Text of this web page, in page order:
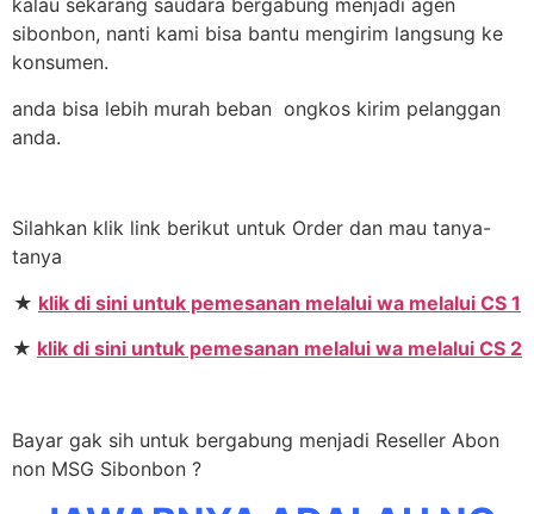
kalau sekarang saudara bergabung menjadi agen
sibonbon, nanti kami bisa bantu mengirim langsung ke
konsumen.
anda bisa lebih murah beban ongkos kirim pelanggan
anda.
Silahkan klik link berikut untuk Order dan mau tanya-
tanya
★ klik di sini untuk pemesanan melalui wa melalui CS 1
★ klik di sini untuk pemesanan melalui wa melalui CS 2
Bayar gak sih untuk bergabung menjadi Reseller Abon
non MSG Sibonbon ?